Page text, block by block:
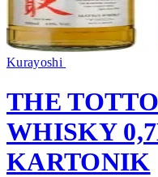
Kurayoshi
THE
WHISKY
KARTONIK